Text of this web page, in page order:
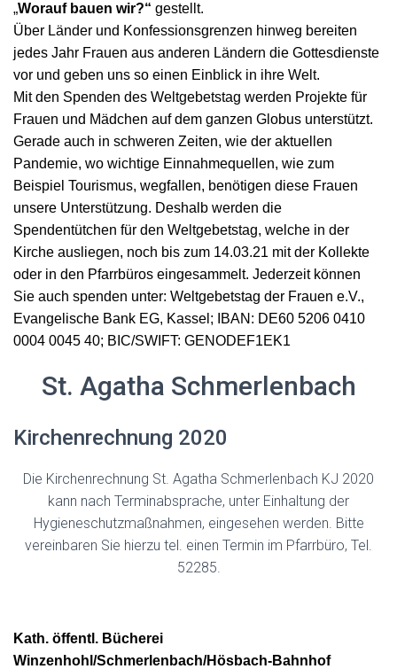
„Worauf bauen wir?“ gestellt.
Über Länder und Konfessionsgrenzen hinweg bereiten
jedes Jahr Frauen aus anderen Ländern die Gottesdienste
vor und geben uns so einen Einblick in ihre Welt.
Mit den Spenden des Weltgebetstag werden Projekte für
Frauen und Mädchen auf dem ganzen Globus unterstützt.
Gerade auch in schweren Zeiten, wie der aktuellen
Pandemie, wo wichtige Einnahmequellen, wie zum
Beispiel Tourismus, wegfallen, benötigen diese Frauen
unsere Unterstützung. Deshalb werden die
Spendentütchen für den Weltgebetstag, welche in der
Kirche ausliegen, noch bis zum 14.03.21 mit der Kollekte
oder in den Pfarrbüros eingesammelt. Jederzeit können
Sie auch spenden unter: Weltgebetstag der Frauen e.V.,
Evangelische Bank EG, Kassel; IBAN: DE60 5206 0410
0004 0045 40; BIC/SWIFT: GENODEF1EK1
St. Agatha Schmerlenbach
Kirchenrechnung 2020
Die Kirchenrechnung St. Agatha Schmerlenbach KJ 2020
kann nach Terminabsprache, unter Einhaltung der
Hygieneschutzmaßnahmen, eingesehen werden. Bitte
vereinbaren Sie hierzu tel. einen Termin im Pfarrbüro, Tel.
52285.
Kath. öffentl. Bücherei
Winzenhohl/Schmerlenbach/Hösbach-Bahnhof